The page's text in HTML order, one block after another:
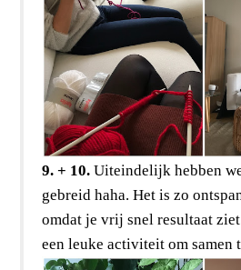
9. + 10.Uiteindelijk hebben
gebreid haha. Het is zo
omdat je vrij snel resultaat
een leuke activiteit om samen